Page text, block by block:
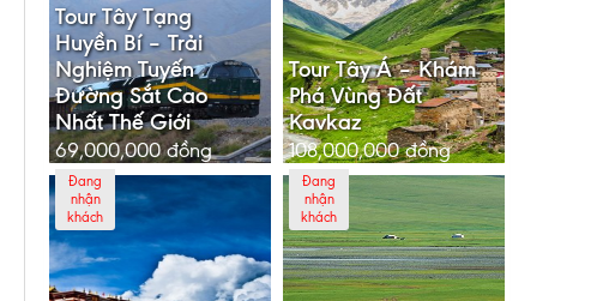
Tour Tây Tạng
Huyền Bí – Trải
Nghiệm Tuyến
Đường Sắt Cao
Nhất Thế Giới
69,000,000đồng
Tour Tây Á – Khám
Phá Vùng Đất
Kavkaz
108,000,000đồng
Đang
nhận
khách
Đang
nhận
khách